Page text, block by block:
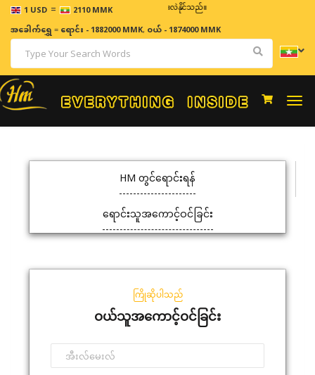
1 USD = 2110 MMK
ဈေးနှုန်းများသည် အချိန်နှင့် အမျှပြောင်းလဲနိုင်သည်။
အခေါက်ရွှေ=ရောင်း - 1882000 MMK, ဝယ် - 1874000 MMK
HM တွင်ရောင်းရန်
ရောင်းသူအကောင့်ဝင်ခြင်း
ကြိုဆိုပါသည်
ဝယ်သူအကောင့်ဝင်ခြင်း